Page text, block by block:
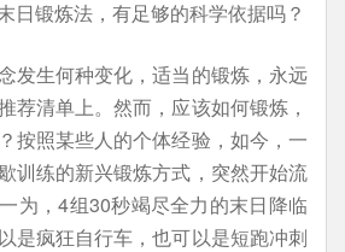
日锻炼法，有足够的科学依据吗？
发生何种变化，适当的锻炼，永远
荐清单上。然而，应该如何锻炼，
按照某些人的个体经验，如今，一
训练的新兴锻炼方式，突然开始流
为，4组30秒竭尽全力的末日降临
是疯狂自行车，也可以是短跑冲刺